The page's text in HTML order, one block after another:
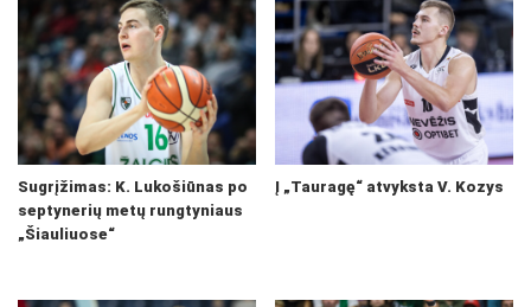
Sugrįžimas: K. Lukošiūnas po
septynerių metų rungtyniaus
„Šiauliuose“
Į „Tauragę“ atvyksta V. Kozys